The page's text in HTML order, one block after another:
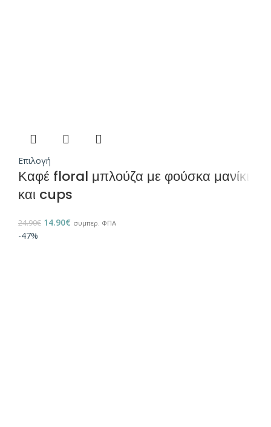
Επιλογή
Καφέ floral μπλούζα με φούσκα μανίκι
και cups
24.90€ 14.90€ συμπερ. ΦΠΑ
-47%